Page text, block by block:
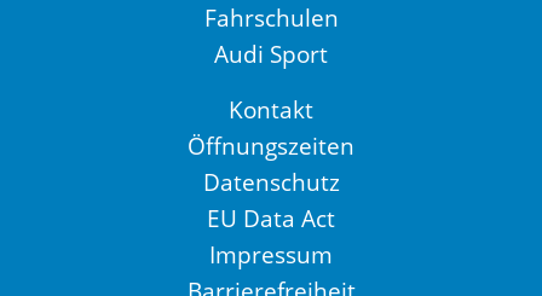
Fahrschulen
Audi Sport
Kontakt
Öffnungszeiten
Datenschutz
EU Data Act
Impressum